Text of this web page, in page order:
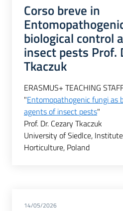
Corso breve in
biological control
insect pests Prof.
Tkaczuk
ERASMUS+ TEACHING
"Entomopathogenic fungi as
agents of insect pests"
Prof. Dr. Cezary Tkaczuk
University of Siedlce,
Horticulture, Poland
14/05/2026